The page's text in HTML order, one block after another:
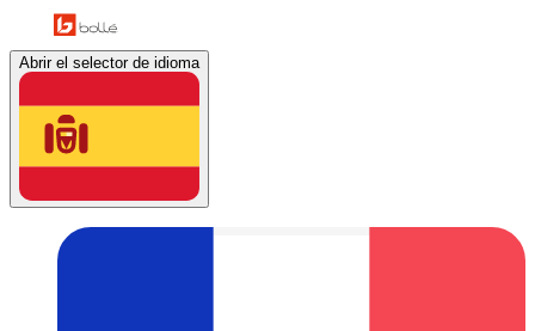
Abrir el selector de idioma